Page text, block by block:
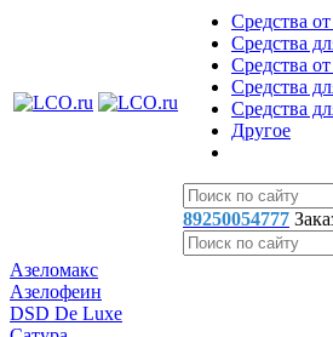
Средства
Средства
Средства
Средства
Средства
Другое
89250054777
Азеломакс
Азелофеин
DSD De Luxe